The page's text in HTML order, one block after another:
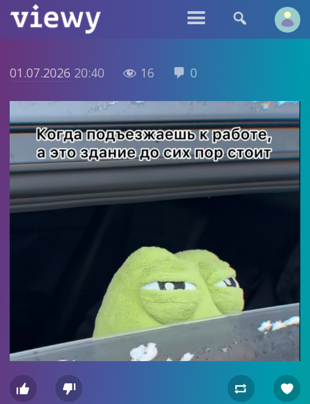
 
01.07.2026 20:40  16  0
   